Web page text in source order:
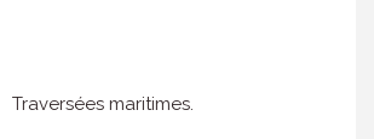
Traversées maritimes.